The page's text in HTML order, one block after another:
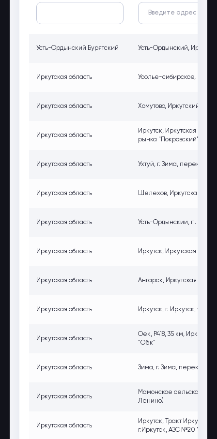
Усть-Ордынский Бурятский Усть-Ордынский,
Иркутская область Усолье-сибирское,
Иркутская область Хомутово, Иркутский
Иркутская область
Иркутск, Иркутская обл.,
рынка "Покровский"
Иркутская область Ухтуй, г. Зима,
Иркутская область Шелехов, Иркутская
Иркутская область Усть-Ордынский, п. Усть-
Иркутская область Иркутск, Иркутская обл.,
Иркутская область Ангарск, Иркутская
Иркутская область Иркутск, г. Иркутск, ул.
Иркутская область
Оек, Р418, 35 км,
"Оёк"
Иркутская область Зима, г. Зима,
Иркутская область
Мамонское сельское
Ленино)
Иркутская область
Иркутск, Тракт Иркутск-
г.Иркутск, АЗС №20